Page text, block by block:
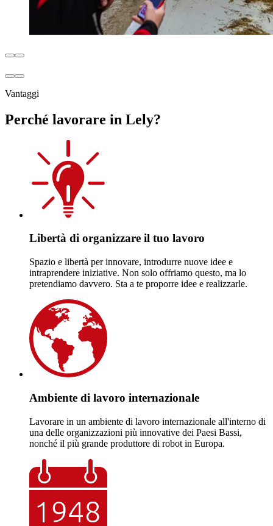
Vantaggi
Perché lavorare in Lely?
Libertà di organizzare il tuo lavoro
Spazio e libertà per innovare, introdurre nuove idee e
intraprendere iniziative. Non solo offriamo questo, ma lo
pretendiamo davvero. Sta a te proporre idee e realizzarle.
Ambiente di lavoro internazionale
Lavorare in un ambiente di lavoro internazionale all'interno di
una delle organizzazioni più innovative dei Paesi Bassi,
nonché il più grande produttore di robot in Europa.